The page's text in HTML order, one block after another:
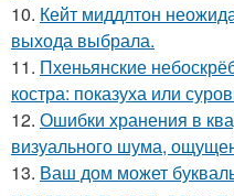
10. Кейт миддлтон
выхода выбрала.
11. Пхеньянские
костра: показуха или
12. Ошибки хранения в
визуального шума,
13. Ваш дом может